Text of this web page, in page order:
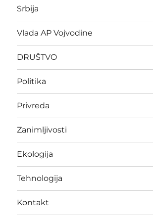
Srbija
Vlada AP Vojvodine
DRUŠTVO
Politika
Privreda
Zanimljivosti
Ekologija
Tehnologija
Kontakt